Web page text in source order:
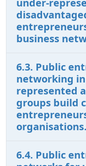
business
6.3. Public
networking
represented
groups build
organisations.
6.4. Public